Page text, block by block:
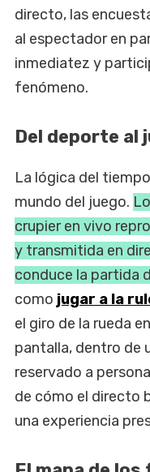
directo, las
al espectador en
inmediatez y
fenómeno.
Del deporte al
La lógica del
mundo del juego.
crupier en vivo
y transmitida en
conduce la partida
como jugar a la
el giro de la rueda
pantalla, dentro de
reservado a
de cómo el directo
una experiencia